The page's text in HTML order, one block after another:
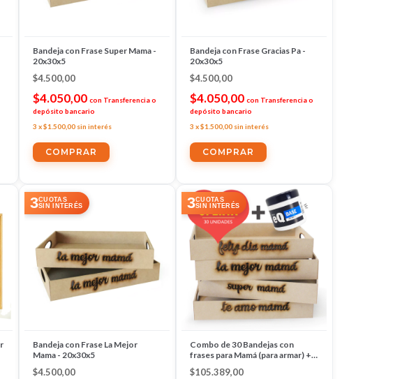
Bandeja con Frase Super Mama -
20x30x5
$4.500,00
$4.050,00 con Transferencia o
depósito bancario
3 x$1.500,00 sin interés
Bandeja con Frase Gracias Pa -
20x30x5
$4.500,00
$4.050,00 con Transferencia o
depósito bancario
3 x$1.500,00 sin interés
3CUOTAS
SIN INTERÉS
Bandeja con Frase La Mejor
Mama - 20x30x5
$4.500,00
3CUOTAS
SIN INTERÉS
Combo de 30 Bandejas con
frases para Mamá (para armar) + 1
Base 200cc EQ Arte
$105.389,00